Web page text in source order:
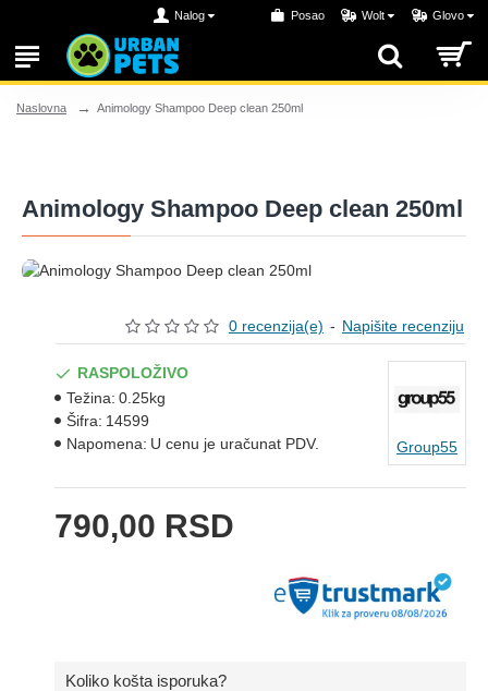
Nalog Posao Wolt Glovo
Naslovna Animology Shampoo Deep clean 250ml
Animology Shampoo Deep clean 250ml
0 recenzija(e) - Napišite recenziju
790,00 RSD
RASPOLOŽIVO
Težina: 0.25kg
Šifra: 14599
Napomena: U cenu je uračunat PDV. Group55
Koliko košta isporuka?